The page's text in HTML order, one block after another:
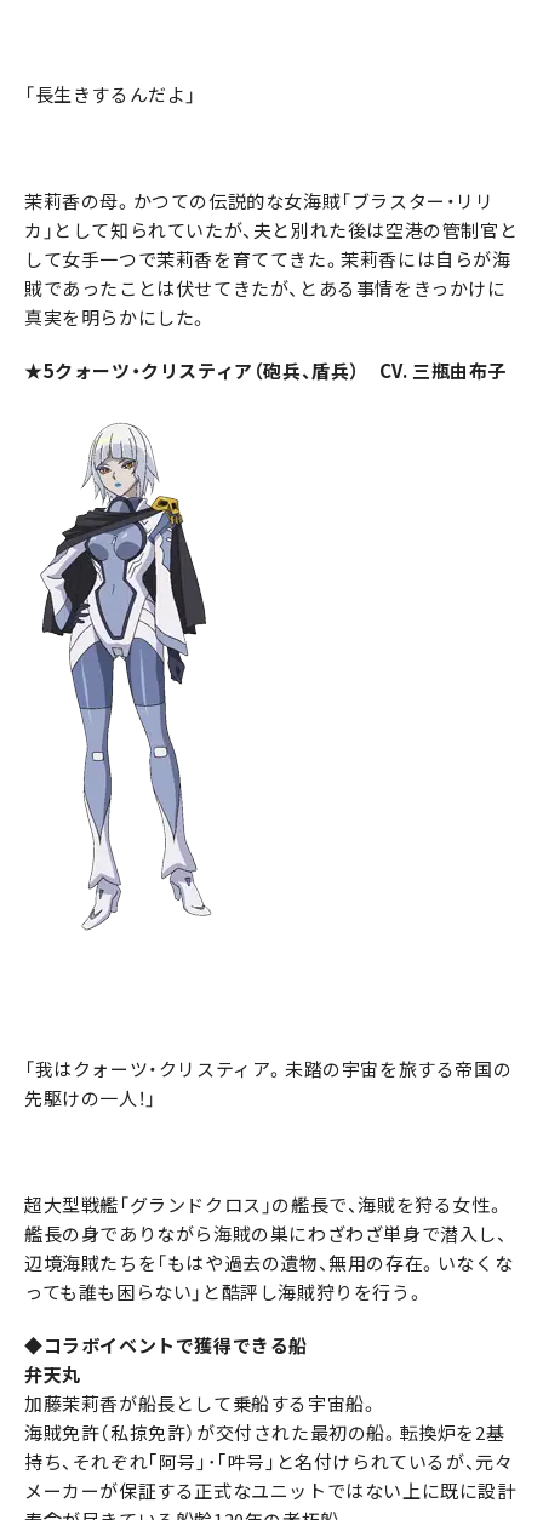
「長生きするんだよ」
茉莉香の母。かつての伝説的な女海賊「ブラスター・リリ
カ」として知られていたが、夫と別れた後は空港の管制官と
して女手一つで茉莉香を育ててきた。茉莉香には自らが海
賊であったことは伏せてきたが、とある事情をきっかけに
真実を明らかにした。
★5クォーツ・クリスティア（砲兵、盾兵） CV. 三瓶由布子
「我はクォーツ・クリスティア。未踏の宇宙を旅する帝国の
先駆けの一人！」
超大型戦艦「グランドクロス」の艦長で、海賊を狩る女性。
艦長の身でありながら海賊の巣にわざわざ単身で潜入し、
辺境海賊たちを「もはや過去の遺物、無用の存在。いなくな
っても誰も困らない」と酷評し海賊狩りを行う。
◆コラボイベントで獲得できる船
弁天丸
加藤茉莉香が船長として乗船する宇宙船。
海賊免許（私掠免許）が交付された最初の船。転換炉を2基
持ち、それぞれ｢阿号｣･｢吽号｣と名付けられているが、元々
メーカーが保証する正式なユニットではない上に既に設計